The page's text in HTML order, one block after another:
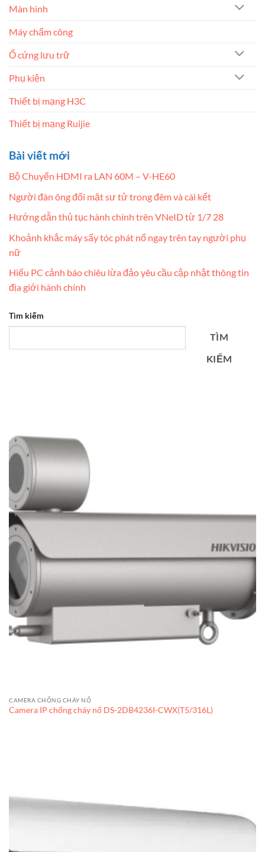
Màn hình
Máy chấm công
Ổ cứng lưu trữ
Phụ kiện
Thiết bị mạng H3C
Thiết bị mạng Ruijie
Bài viết mới
Bộ Chuyển HDMI ra LAN 60M – V-HE60
Người đàn ông đối mặt sư tử trong đêm và cái kết
Hướng dẫn thủ tục hành chính trên VNeID từ 1/7 28
Khoảnh khắc máy sấy tóc phát nổ ngay trên tay người phụ
nữ
Hiếu PC cảnh báo chiêu lừa đảo yêu cầu cập nhật thông tin
địa giới hành chính
Tìm kiếm
TÌM
KIẾM
CAMERA CHỐNG CHÁY NỔ
Camera IP chống cháy nổ DS-2DB4236I-CWX(T5/316L)